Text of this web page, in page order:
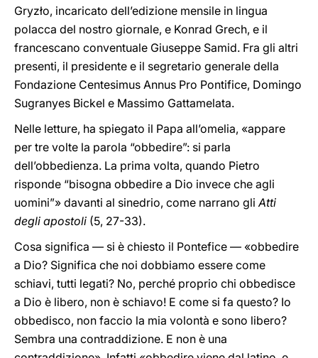
Gryzło, incaricato dell’edizione mensile in lingua
polacca del nostro giornale, e Konrad Grech, e il
francescano conventuale Giuseppe Samid. Fra gli altri
presenti, il presidente e il segretario generale della
Fondazione Centesimus Annus Pro Pontifice, Domingo
Sugranyes Bickel e Massimo Gattamelata.
Nelle letture, ha spiegato il Papa all’omelia, «appare
per tre volte la parola “obbedire”: si parla
dell’obbedienza. La prima volta, quando Pietro
risponde “bisogna obbedire a Dio invece che agli
uomini”» davanti al sinedrio, come narrano gliAtti
degli apostoli (5, 27-33).
Cosa significa — si è chiesto il Pontefice — «obbedire
a Dio? Significa che noi dobbiamo essere come
schiavi, tutti legati? No, perché proprio chi obbedisce
a Dio è libero, non è schiavo! E come si fa questo? Io
obbedisco, non faccio la mia volontà e sono libero?
Sembra una contraddizione. E non è una